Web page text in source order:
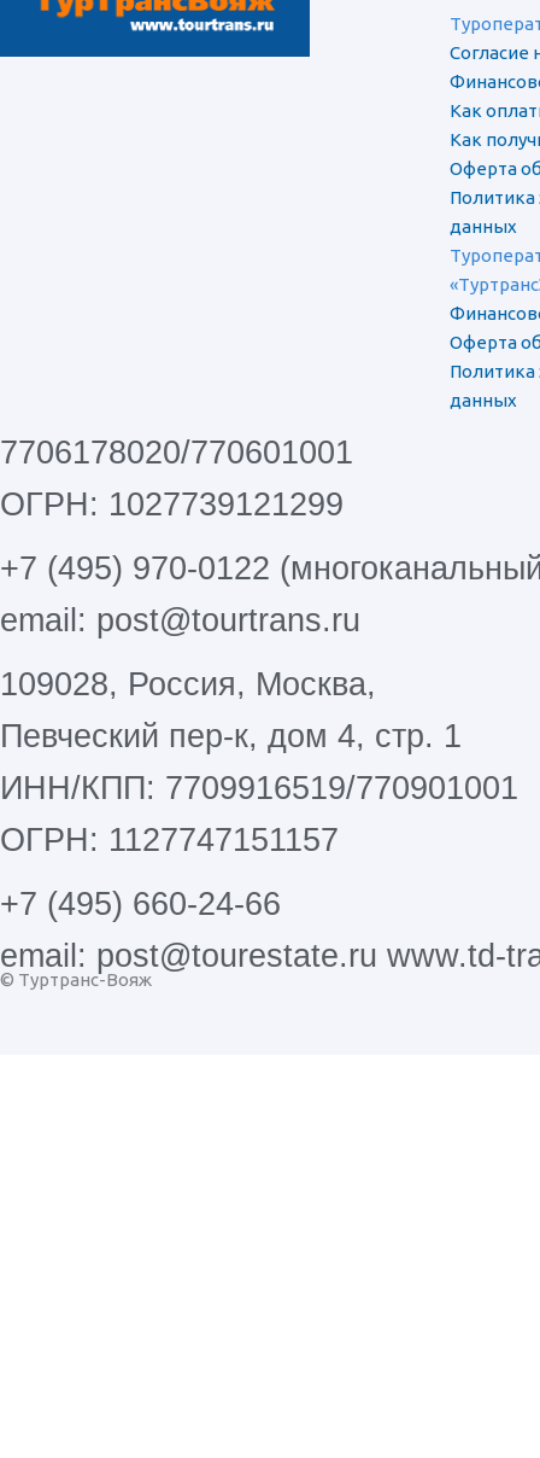
© Туртранс-Вояж
Согласие
Как
Как
Оферта об
данных
Оферта об
данных
7706178020/770601001
ОГРН: 1027739121299
+7 (495) 970-0122
email: post@tourtrans.ru
109028, Россия, Москва,
Певческий пер-к, дом 4, стр. 1
ИНН/КПП: 7709916519/770901001
ОГРН: 1127747151157
+7 (495) 660-24-66
email: post@tourestate.ru www.td-